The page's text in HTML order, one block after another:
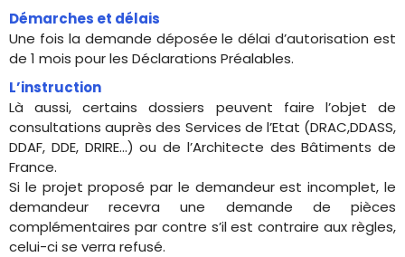
Démarches et délais
Une fois la demande déposée le délai d’autorisation est
de 1 mois pour les Déclarations Préalables.
L’instruction
Là aussi, certains dossiers peuvent faire l’objet de
consultations auprès des Services de l’Etat (DRAC,DDASS,
DDAF, DDE, DRIRE…) ou de l’Architecte des Bâtiments de
France.
Si le projet proposé par le demandeur est incomplet, le
demandeur recevra une demande de pièces
complémentaires par contre s’il est contraire aux règles,
celui-ci se verra refusé.